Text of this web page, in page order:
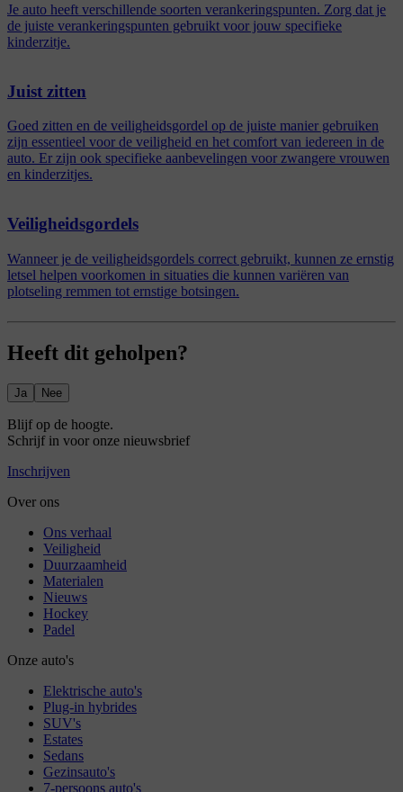
Je auto heeft verschillende soorten verankeringspunten. Zorg dat je
de juiste verankeringspunten gebruikt voor jouw specifieke
kinderzitje.
Juist zitten
Goed zitten en de veiligheidsgordel op de juiste manier gebruiken
zijn essentieel voor de veiligheid en het comfort van iedereen in de
auto. Er zijn ook specifieke aanbevelingen voor zwangere vrouwen
en kinderzitjes.
Veiligheidsgordels
Wanneer je de veiligheidsgordels correct gebruikt, kunnen ze ernstig
letsel helpen voorkomen in situaties die kunnen variëren van
plotseling remmen tot ernstige botsingen.
Heeft dit geholpen?
Ja Nee